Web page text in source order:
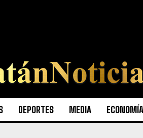
DEPORTES MEDIA